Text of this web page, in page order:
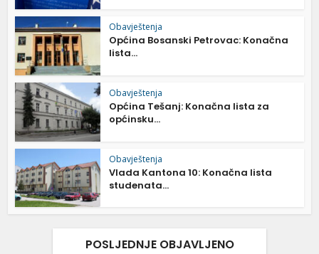
Obavještenja
Općina Bosanski Petrovac: Konačna
lista...
Obavještenja
Općina Tešanj: Konačna lista za
općinsku...
Obavještenja
Vlada Kantona 10: Konačna lista
studenata...
POSLJEDNJE OBJAVLJENO